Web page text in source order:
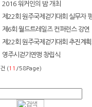
2016 워커인의 밤 개최
제22회 원주국제걷기대회 실무자
제6회 월드트레일즈 컨퍼런스 강연
제22회 원주국제걷기대회 추진계
영주시걷기연맹 창립식
건 (11 /58Page)